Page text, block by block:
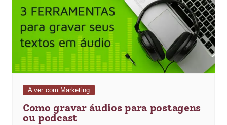
A ver com Marketing
Como gravar áudios para postagens
ou podcast